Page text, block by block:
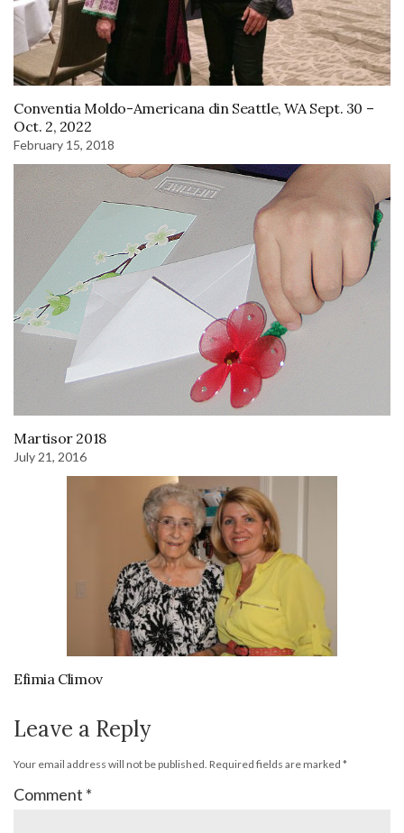
Conventia Moldo-Americana din Seattle, WA Sept. 30 –
Oct. 2, 2022
February 15, 2018
Martisor 2018
July 21, 2016
Efimia Climov
Leave a Reply
Your email address will not be published. Required fields are marked *
Comment *